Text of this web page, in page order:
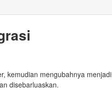
kemudian mengubahnya menjadi
disebarluaskan.